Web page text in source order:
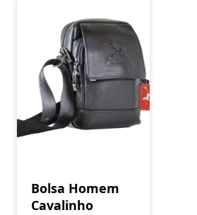
Bolsa Homem
Cavalinho